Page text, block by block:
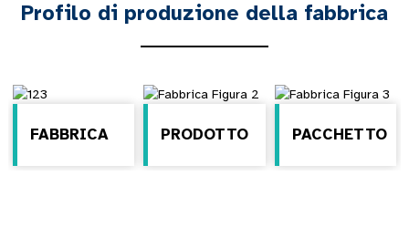
Profilo di produzione della fabbrica
FABBRICA PRODOTTO PACCHETTO